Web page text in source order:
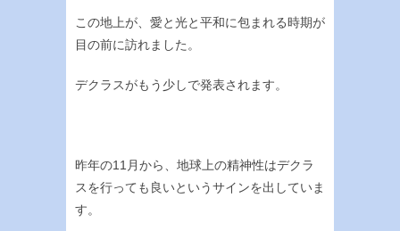
この地上が、愛と光と平和に包まれる時期が
目の前に訪れました。
デクラスがもう少しで発表されます。
昨年の11月から、地球上の精神性はデクラ
スを行っても良いというサインを出していま
す。